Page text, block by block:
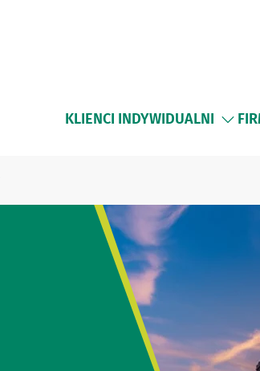
KLIENCI INDYWIDUALNI